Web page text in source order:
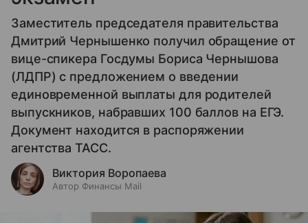
Заместитель председателя правительства
Дмитрий Чернышенко получил обращение от
вице-спикера Госдумы Бориса Чернышова
(ЛДПР) с предложением о введении
единовременной выплаты для родителей
выпускников, набравших 100 баллов на ЕГЭ.
Документ находится в распоряжении
агентства ТАСС.
Виктория Воропаева
Автор Финансы Mail